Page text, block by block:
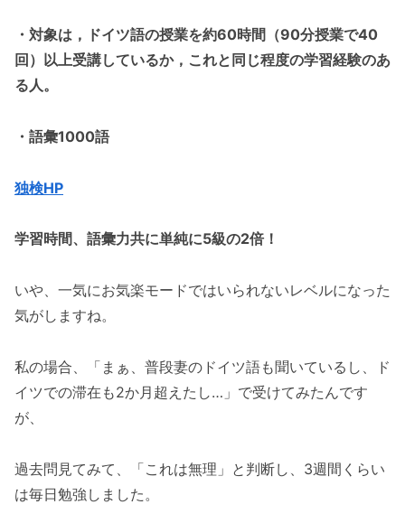
・対象は，ドイツ語の授業を約60時間（90分授業で40
回）以上受講しているか，これと同じ程度の学習経験のあ
る人。
・語彙1000語
独検HP
学習時間、語彙力共に単純に5級の2倍！
いや、一気にお気楽モードではいられないレベルになった
気がしますね。
私の場合、「まぁ、普段妻のドイツ語も聞いているし、ド
イツでの滞在も2か月超えたし…」で受けてみたんです
が、
過去問見てみて、「これは無理」と判断し、3週間くらい
は毎日勉強しました。